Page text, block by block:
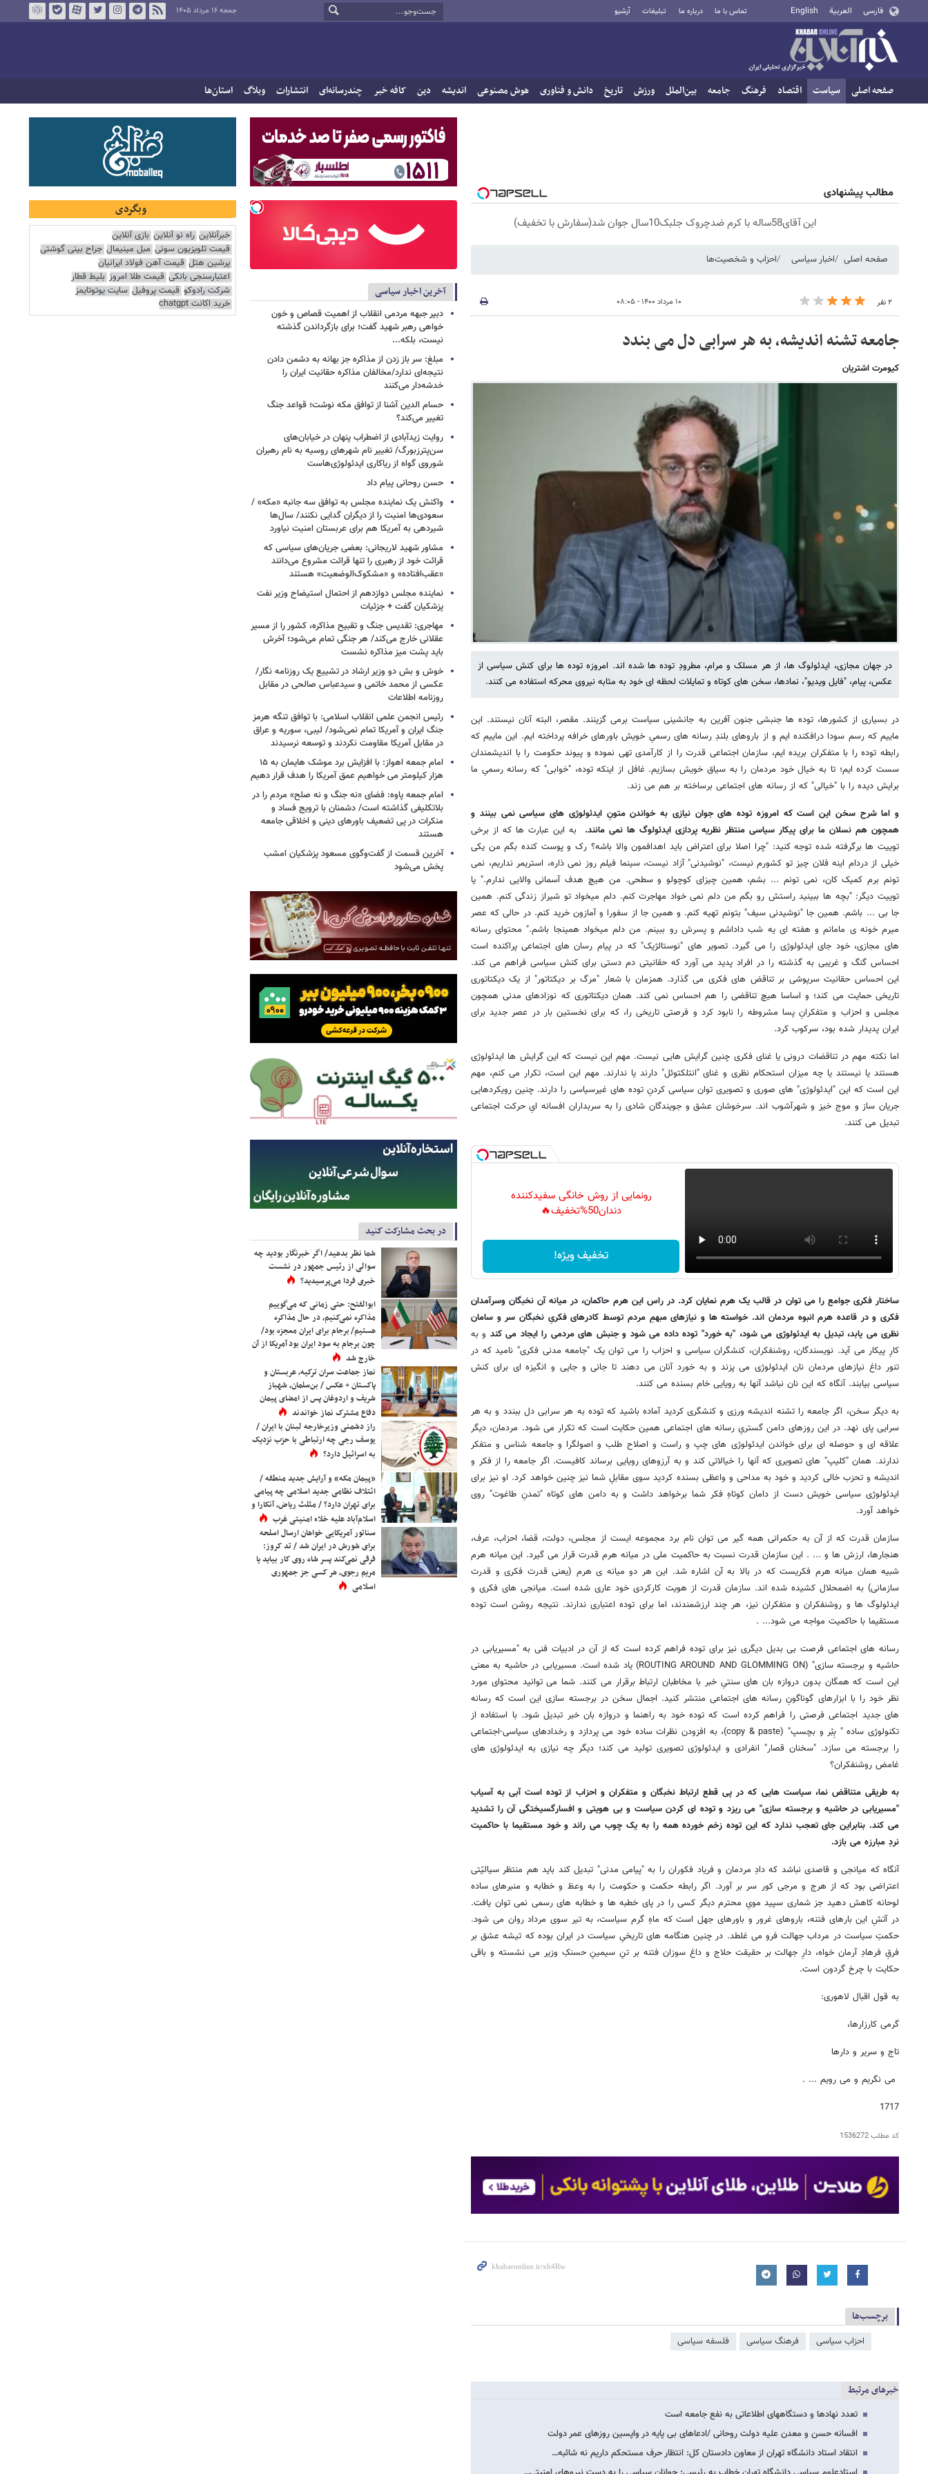
فارسی العربية English تماس با ما درباره ما تبلیغات آرشیو جمعه ۱۶ مرداد ۱۴۰۵
صفحه اصلی سیاست اقتصاد فرهنگ جامعه بین‌الملل ورزش تاریخ دانش و فناوری هوش مصنوعی اندیشه دین کافه خبر چندرسانه‌ای انتشارات وبلاگ استان‌ها
مطالب پیشنهادی
این آقای58ساله با کرم ضدچروک جلبک10سال جوان شد(سفارش با تخفیف)
صفحه اصلی اخبار سیاسی احزاب و شخصیت‌ها
۲ نفر ۱۰ مرداد ۱۴۰۰ - ۰۸:۰۵
جامعه تشنه اندیشه، به هر سرابی دل می بندد
کیومرت اشتریان
در جهان مجازی، ایدئولوگ ها، از هر مسلک و مرام، مطرودِ توده ها شده اند. امروزه توده ها برای کنش سیاسی از
عکس، پیام، "فایل ویدیو"، نمادها، سخن های کوتاه و تمایلات لحظه ای خود به مثابه نیروی محرکه استفاده می کنند.
در بسیاری از کشورها، توده ها جنبشی جنون آفرین به جانشینی سیاست برمی گزینند. مقصر، البته آنان نیستند. این
ماییم که رسم سودا درافکنده ایم و از باروهای بلندِ رسانه های رسمیِ خویش باورهای خرافه پرداخته ایم. این ماییم که
رابطه توده را با متفکران بریده ایم، سازمان اجتماعی قدرت را از کارآمدی تهی نموده و پیوند حکومت را با اندیشمندان
سست کرده ایم؛ تا به خیال خود مردمان را به سیاق خویش بسازیم. غافل از اینکه توده، "خوابی" که رسانه رسمیِ ما
برایش دیده را با "خیالی" که از رسانه های اجتماعی برساخته بر هم می زند.
و اما شرح سخن این است که امروزه توده های جوان نیازی به خواندن متونِ ایدئولوژی های سیاسی نمی بینند و
همچون هم نسلان ما برای پیکار سیاسی منتظر نظریه پردازی ایدئولوگ ها نمی مانند. به این عبارت ها که از برخی
توییت ها برگرفته شده توجه کنید: "چرا اصلا برای اعتراض باید اهدافمون والا باشه؟ رک و پوست کنده بگم من یکی
خیلی از دردام اینه فلان چیز تو کشورم نیست، "نوشیدنی" آزاد نیست، سینما فیلم روز نمی ذاره، استریمر نداریم، نمی
تونم برم کمیک کان، نمی تونم ... بشم، همین چیزای کوچولو و سطحی. من هیچ هدف آسمانی والایی ندارم." یا
توییت دیگر: "بچه ها ببینید راستش رو بگم من دلم نمی خواد مهاجرت کنم. دلم میخواد تو شیراز زندگی کنم. همین
جا بی ... باشم. همین جا "نوشیدنی سیف" بتونم تهیه کنم. و همین جا از سفورا و آمازون خرید کنم. در حالی که عصر
میرم خونه ی مامانم و هفته ای یه شب داداشم و پسرش رو ببینم. من دلم میخواد همینجا باشم." محتوای رسانه
های مجازی، خود جای ایدئولوژی را می گیرد. تصویر های "نوستالژیک" که در پیام رسان های اجتماعی پراکنده است
احساس گنگ و غریبی به گذشته را در افراد پدید می آورد که حقانیتی دم دستی برای کنش سیاسی فراهم می کند.
این احساس حقانیت سرپوشی بر تناقض های فکری می گذارد. همزمان با شعار "مرگ بر دیکتاتور" از یک دیکتاتوری
تاریخی حمایت می کند؛ و اساسا هیچ تناقضی را هم احساس نمی کند. همان دیکتاتوری که نوزادهای مدنی همچون
مجلس و احزاب و متفکرانِ پسا مشروطه را نابود کرد و فرصتی تاریخی را، که برای نخستین بار در عصر جدید برای
ایران پدیدار شده بود، سرکوب کرد.
اما نکته مهم در تناقضات درونی یا غنای فکری چنین گرایش هایی نیست. مهم این نیست که این گرایش ها ایدئولوژی
هستند یا نیستند یا چه میزان استحکام نظری و غنای "انتلکتوئل" دارند یا ندارند. مهم این است، تکرار می کنم، مهم
این است که این "ایدئولوژی" های صوری و تصویری توان سیاسی کردنِ توده های غیرسیاسی را دارند. چنین رویکردهایی
جریان ساز و موج خیز و شهرآشوب اند. سرخوشان عشق و جویندگان شادی را به سربداران افسانه ایِ حرکت اجتماعی
تبدیل می کنند.
رونمایی از روش خانگی سفیدکننده
دندان50%تخفیف🔥
تخفیف ویژه!
ساختار فکری جوامع را می توان در قالب یک هرم نمایان کرد. در راس این هرم حاکمان، در میانه آن نخبگان وسرآمدان
فکری و در قاعده هرم انبوه مردمان اند. خواسته ها و نیازهای مبهمِ مردم توسط کادرهای فکریِ نخبگان سر و سامان
نظری می یابد، تبدیل به ایدئولوژی می شود، "به خورد" توده داده می شود و جنبش های مردمی را ایجاد می کند و به
کارِ پیکار می آید. نویسندگان، روشنفکران، کنشگران سیاسی و احزاب را می توان یک "جامعه مدنی فکری" نامید که در
تنور داغ نیازهای مردمان نان ایدئولوژی می پزند و به خورد آنان می دهند تا جانی و جایی و انگیزه ای برای کنش
سیاسی بیابند. آنگاه که این نان نباشد آنها به رویایی خام بسنده می کنند.
به دیگر سخن، اگر جامعه را تشنه اندیشه ورزی و کنشگری کردید آماده باشید که توده به هر سرابی دل ببندد و به هر
سرایی پای نهد. در این روزهای دامن گستریِ رسانه های اجتماعی همین حکایت است که تکرار می شود. مردمان، دیگر
علاقه ای و حوصله ای برای خواندن ایدئولوژی های چپ و راست و اصلاح طلب و اصولگرا و جامعه شناس و متفکر
ندارند. همان "کلیپ" های تصویری که آنها را خیالاتی کند و به آرزوهای رویایی برساند کافیست. اگر جامعه را از فکر و
اندیشه و تحزب خالی کردید و خود به مداحی و واعظی بسنده کردید سوی مقابلِ شما نیز چنین خواهد کرد. او نیز برای
ایدئولوژی سیاسی خویش دست از دامان کوتاهِ فکر شما برخواهد داشت و به دامن های کوتاه "تمدنِ طاغوت" روی
خواهد آورد.
سازمان قدرت که از آن به حکمرانی همه گیر می توان نام برد مجموعه ایست از مجلس، دولت، قضا، احزاب، عرف،
هنجارها، ارزش ها و ... . این سازمان قدرت نسبت به حاکمیت ملی در میانه هرم قدرت قرار می گیرد. این میانه هرم
شبیه همان میانه هرم فکریست که در بالا به آن اشاره شد. این هر دو میانه ی هرم (یعنی قدرت فکری و قدرت
سازمانی) به اضمحلال کشیده شده اند. سازمان قدرت از هویت کارکردی خود عاری شده است. میانجی های فکری و
ایدئولوگ ها و روشنفکران و متفکران نیز، هر چند ارزشمندند، اما برای توده اعتباری ندارند. نتیجه روشن است توده
مستقیما با حاکمیت مواجه می شود... .
رسانه های اجتماعی فرصت بی بدیل دیگری نیز برای توده فراهم کرده است که از آن در ادبیات فنی به "مسیریابی در
حاشیه و برجسته سازی" (ROUTING AROUND AND GLOMMING ON) یاد شده است. مسیریابی در حاشیه به معنی
این است که همگان بدون دروازه بان های سنتیِ خبر با مخاطبان ارتباط برقرار می کنند. شما می توانید محتوای مورد
نظر خود را با ابزارهای گوناگونِ رسانه های اجتماعی منتشر کنید. اجمال سخن در برجسته سازی این است که رسانه
های جدید اجتماعی فرصتی را فراهم کرده است که توده خود به راهنما و دروازه بان خبر تبدیل شود. با استفاده از
تکنولوژی ساده " بِبُر و بچسپ" (copy & paste)، به افزودن نظرات ساده خود می پردازد و رخدادهای سیاسی-اجتماعی
را برجسته می سازد. "سخنان قصار" انفرادی و ایدئولوژی تصویری تولید می کند؛ دیگر چه نیازی به ایدئولوژی های
غامض روشنفکران؟
به طریقی متناقض نما، سیاست هایی که در پی قطع ارتباط نخبگان و متفکران و احزاب از توده است آبی به آسیاب
"مسیریابی در حاشیه و برجسته سازی" می ریزد و توده ای کردن سیاست و بی هویتی و افسارگسیختگی آن را تشدید
می کند. بنابراین جای تعجب ندارد که این توده زخم خورده همه را به یک چوب می راند و خود مستقیما با حاکمیت
نردِ مبارزه می بازد.
آنگاه که میانجی و قاصدی نباشد که دادِ مردمان و فریاد فکوران را به "پیامی مدنی" تبدیل کند باید هم منتظر سیالیّتی
اعتراضی بود که از هرج و مرجی کور سر بر آورد. اگر رابطه حکمت و حکومت را به وعظ و خطابه و منبرهای ساده
لوحانه کاهش دهید جز شماری سپید مویِ محترم دیگر کسی را در پای خطبه ها و خطابه های رسمی نمی توان یافت.
در آتشِ این بارهای فتنه، باروهای غرور و باورهای جهل است که ماهِ گرم سیاست، به تیر سوی مرداد روان می شود.
حکمتِ سیاست در مرداب جهالت فرو می غلطد. در چنین هنگامه های تاریخیِ سیاست در ایران بوده که تیشه عشق بر
فرقِ فرهادِ آرمان خواه، دارِ جهالت بر حقیقت حلاج و داغ سوزان فتنه بر تنِ سیمینِ حسنکِ وزیر می نشسته و باقی
حکایت با چرخ گردون است.
به قول اقبال لاهوری:
گرمی کارزارها،
تاج و سریر و دارها
می نگریم و می رویم ... .
1717
کد مطلب1536272
برچسب‌ها
احزاب سیاسی فرهنگ سیاسی فلسفه سیاسی
خبرهای مرتبط
تعدد نهادها و دستگاههای اطلاعاتی به نفع جامعه است
افسانه حسن و معدن علیه دولت روحانی /ادعاهای بی پایه در واپسین روزهای عمر دولت
انتقاد استاد دانشگاه تهران از معاون دادستان کل: انتظار حرف مستحکم داریم نه شائبه…
آخرین اخبار سیاسی
دبیر جبهه مردمی انقلاب از اهمیت قصاص و خون
خواهی رهبر شهید گفت؛ برای بازگرداندن گذشته
نیست، بلکه...
مبلغ: سر باز زدن از مذاکره‌ جز بهانه به دشمن دادن
نتیجه‌ای ندارد/مخالفان مذاکره حقانیت ایران را
خدشه‌دار می‌کنند
حسام الدین آشنا از توافق مکه نوشت؛ قواعد جنگ
تغییر می‌کند؟
روایت زیدآبادی از اضطراب پنهان در خیابان‌های
سن‌پترزبورگ/ تغییر نام شهرهای روسیه به نام رهبران
شوروی گواه از ریاکاری ایدئولوژی‌هاست
حسن روحانی پیام داد
واکنش یک نماینده مجلس به توافق سه جانبه «مکه» /
سعودی‌ها امنیت را از دیگران گدایی نکنند/ سال‌ها
شیردهی به آمریکا هم برای عربستان امنیت نیاورد
مشاور شهید لاریجانی: بعضی جریان‌های سیاسی که
قرائت خود از رهبری را تنها قرائت مشروع می‌دانند
«عقب‌افتاده» و «مشکوک‌الوضعیت» هستند
نماینده مجلس دوازدهم از احتمال استیضاح وزیر نفت
پزشکیان گفت + جزئیات
مهاجری: تقدیس جنگ و تقبیح مذاکره، کشور را از مسیر
عقلانی خارج می‌کند/ هر جنگی تمام می‌شود؛ آخرش
باید پشت میز مذاکره نشست
خوش و بش دو وزیر ارشاد در تشییع یک روزنامه نگار/
عکسی از محمد خاتمی و سیدعباس صالحی در مقابل
روزنامه اطلاعات
رئیس انجمن علمی انقلاب اسلامی: با توافق تنگه هرمز
جنگ ایران و آمریکا تمام نمی‌شود/ لیبی، سوریه و عراق
در مقابل آمریکا مقاومت نکردند و توسعه نرسیدند
امام‌ جمعه اهواز: با افزایش برد موشک هایمان به ۱۵
هزار کیلومتر می خواهیم عمق آمریکا را هدف قرار دهیم
امام جمعه پاوه: فضای «نه جنگ و نه صلح» مردم را در
بلاتکلیفی گذاشته است/ دشمنان با ترویج فساد و
منکرات در پی تضعیف باورهای دینی و اخلاقی جامعه
هستند
آخرین قسمت از گفت‌وگوی مسعود پزشکیان امشب
پخش می‌شود
در بحث مشارکت کنید
شما نظر بدهید/ اگر خبرنگار بودید چه
سوالی از رئیس جمهور در نشست
خبری فردا می‌پرسیدید؟
ابوالفتح: حتی زمانی که می‌گوییم
مذاکره نمی‌کنیم، در حال مذاکره
هستیم/ برجام برای ایران معجزه بود/
چون برجام به سود ایران بود آمریکا از آن
خارج شد
نماز جماعت سران ترکیه، عربستان و
پاکستان + عکس / بن‌سلمان، شهباز
شریف و اردوغان پس از امضای پیمان
دفاع مشترک نماز خواندند
راز دشمنی وزیرخارجه لبنان با ایران /
یوسف رجی چه ارتباطی با حزب نزدیک
به اسرائیل دارد؟
«پیمان مکه» و آرایش جدید منطقه /
ائتلاف نظامی جدید اسلامی چه پیامی
برای تهران دارد؟ / مثلث ریاض، آنکارا و
اسلام‌آباد علیه خلاء امنیتی غرب
سناتور آمریکایی خواهان ارسال اسلحه
برای شورش در ایران شد / تد کروز:
فرقی نمی‌کند پسر شاه روی کار بیاید یا
مریم رجوی، هر کسی جز جمهوری
اسلامی
وبگردی
خبرآنلاین راه نو آنلاین بازی آنلاین
قیمت تلویزیون سونی مبل مینیمال جراح بینی گوشتی
پرشین هتل قیمت آهن فولاد ایرانیان
اعتبارسنجی بانکی قیمت طلا امروز بلیط قطار
شرکت رادوکو قیمت پروفیل سایت یوتوتایمز
خرید اکانت chatgpt